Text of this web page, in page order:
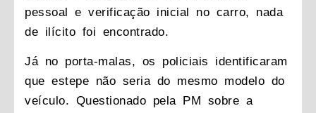
pessoal e verificação inicial no carro, nada
de ilícito foi encontrado.
Já no porta-malas, os policiais identificaram
que estepe não seria do mesmo modelo do
veículo. Questionado pela PM sobre a